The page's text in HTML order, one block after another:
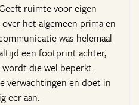
ruimte voor eigen
het algemeen prima en
was helemaal
een footprint achter,
wordt die wel beperkt.
verwachtingen en doet in
eer aan.